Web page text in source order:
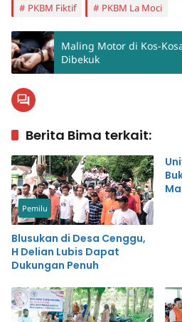
PKBM Fiktif
PKBM La Moci
Maling Motor di Kos-
Dibekuk
Berita Bima terkait:
Pemilu
Blusukan di Desa Cenggu,
H Delian Lubis Dapat
Dukungan Penuh